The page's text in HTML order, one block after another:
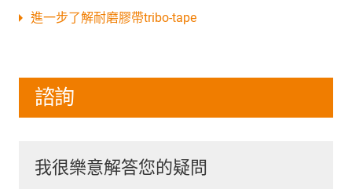
進一步了解耐磨膠帶tribo-tape
諮詢
我很樂意解答您的疑問